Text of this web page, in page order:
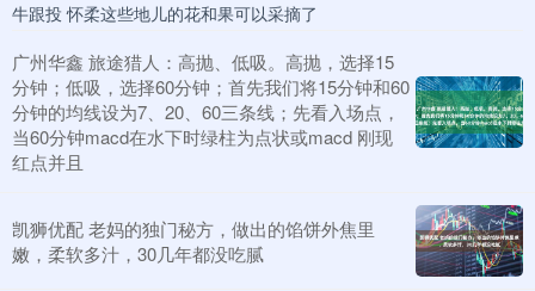
牛跟投 怀柔这些地儿的花和果可以采摘了
广州华鑫 旅途猎人：高抛、低吸。高抛，选择15
分钟；低吸，选择60分钟；首先我们将15分钟和60
分钟的均线设为7、20、60三条线；先看入场点，
当60分钟macd在水下时绿柱为点状或macd 刚现
红点并且
凯狮优配 老妈的独门秘方，做出的馅饼外焦里
嫩，柔软多汁，30几年都没吃腻